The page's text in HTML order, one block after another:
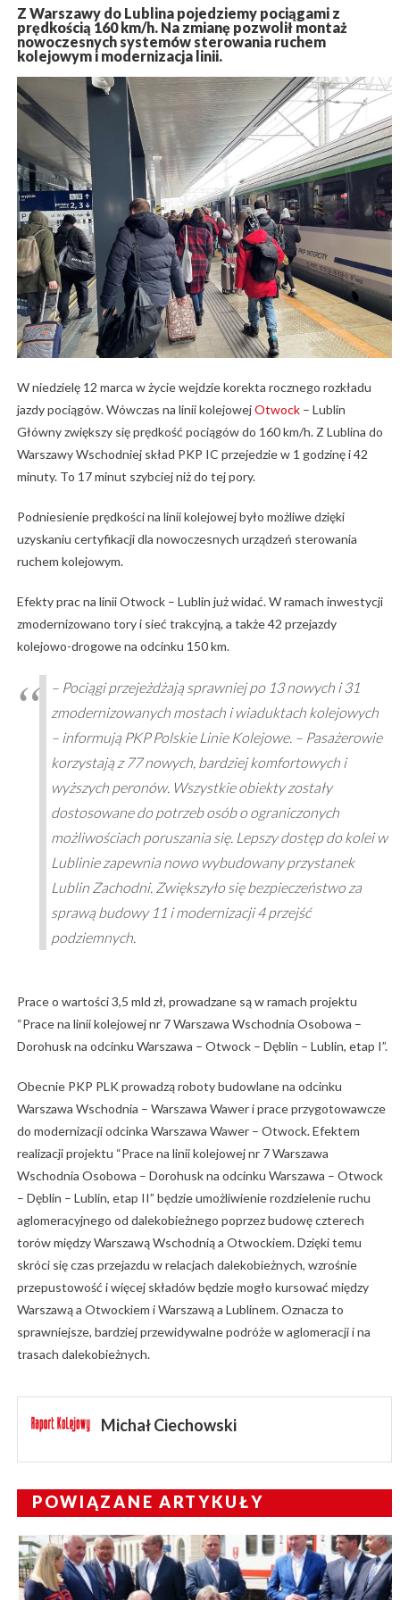
Z Warszawy do Lublina pojedziemy pociągami z
prędkością 160 km/h. Na zmianę pozwolił montaż
nowoczesnych systemów sterowania ruchem
kolejowym i modernizacja linii.
W niedzielę 12 marca w życie wejdzie korekta rocznego rozkładu
jazdy pociągów. Wówczas na linii kolejowejOtwock– Lublin
Główny zwiększy się prędkość pociągów do 160 km/h. Z Lublina do
Warszawy Wschodniej skład PKP IC przejedzie w 1 godzinę i 42
minuty. To 17 minut szybciej niż do tej pory.
Podniesienie prędkości na linii kolejowej było możliwe dzięki
uzyskaniu certyfikacji dla nowoczesnych urządzeń sterowania
ruchem kolejowym.
Efekty prac na linii Otwock – Lublin już widać. W ramach inwestycji
zmodernizowano tory i sieć trakcyjną, a także 42 przejazdy
kolejowo-drogowe na odcinku 150 km.
– Pociągi przejeżdżają sprawniej po 13 nowych i 31
zmodernizowanych mostach i wiaduktach kolejowych
– informują PKP Polskie Linie Kolejowe. – Pasażerowie
korzystają z 77 nowych, bardziej komfortowych i
wyższych peronów. Wszystkie obiekty zostały
dostosowane do potrzeb osób o ograniczonych
możliwościach poruszania się. Lepszy dostęp do kolei w
Lublinie zapewnia nowo wybudowany przystanek
Lublin Zachodni. Zwiększyło się bezpieczeństwo za
sprawą budowy 11 i modernizacji 4 przejść
podziemnych.
Prace o wartości 3,5 mld zł, prowadzane są w ramach projektu
“Prace na linii kolejowej nr 7 Warszawa Wschodnia Osobowa –
Dorohusk na odcinku Warszawa – Otwock – Dęblin – Lublin, etap I”.
Obecnie PKP PLK prowadzą roboty budowlane na odcinku
Warszawa Wschodnia – Warszawa Wawer i prace przygotowawcze
do modernizacji odcinka Warszawa Wawer – Otwock. Efektem
realizacji projektu “Prace na linii kolejowej nr 7 Warszawa
Wschodnia Osobowa – Dorohusk na odcinku Warszawa – Otwock
– Dęblin – Lublin, etap II” będzie umożliwienie rozdzielenie ruchu
aglomeracyjnego od dalekobieżnego poprzez budowę czterech
torów między Warszawą Wschodnią a Otwockiem. Dzięki temu
skróci się czas przejazdu w relacjach dalekobieżnych, wzrośnie
przepustowość i więcej składów będzie mogło kursować między
Warszawą a Otwockiem i Warszawą a Lublinem. Oznacza to
sprawniejsze, bardziej przewidywalne podróże w aglomeracji i na
trasach dalekobieżnych.
Michał Ciechowski
POWIĄZANE ARTYKUŁY